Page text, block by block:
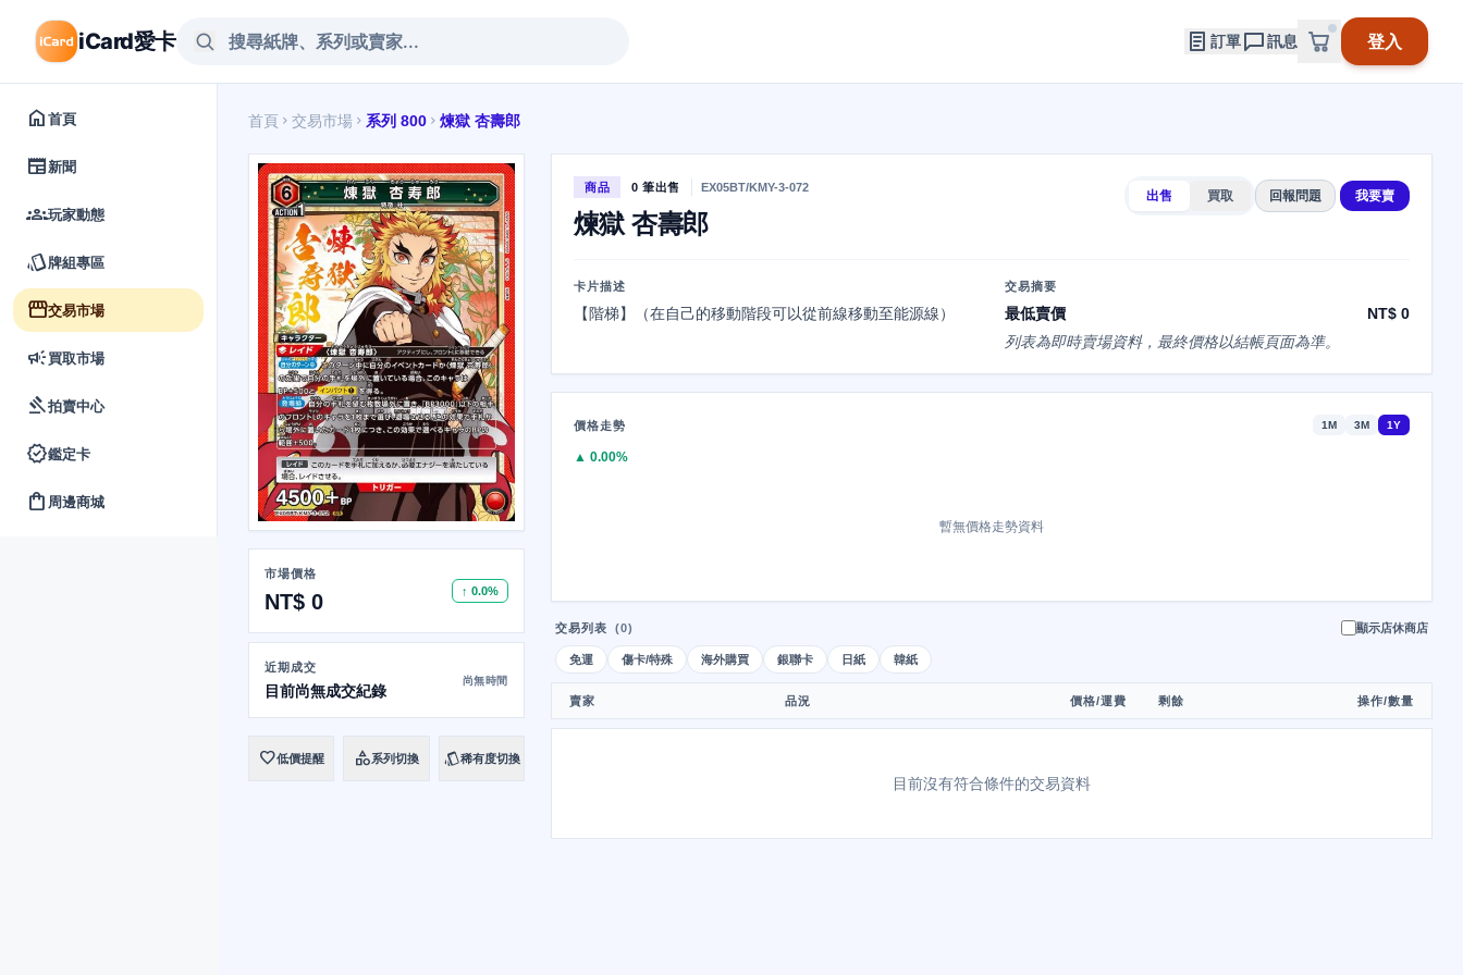
iCard愛卡 訂單 訊息 登入
home首頁
newspaper新聞
groups玩家動態
style牌組專區
storefront交易市場
campaign買取市場
gavel拍賣中心
verified鑑定卡
shopping_bag 周邊商城
首頁 chevron_right 交易市場 chevron_right 系列 800 chevron_right 煉獄 杏壽郎
市場價格
NT$ 0 ↑ 0.0%
近期成交
目前尚無成交紀錄
尚無時間
favorite低價提醒 category系列切換 style稀有度切換
商品 0 筆出售 EX05BT/KMY-3-072
煉獄 杏壽郎
出售 買取 回報問題 我要賣
卡片描述
【階梯】（在自己的移動階段可以從前線移動至能源線）
交易摘要
最低賣價
NT$ 0
列表為即時賣場資料，最終價格以結帳頁面為準。
價格走勢 1M 3M 1Y
▲ 0.00%
暫無價格走勢資料
交易列表 (0) 顯示店休商店
免運 傷卡/特殊 海外購買 銀聯卡 日紙 韓紙
賣家 品況 價格/運費 剩餘 操作/數量
目前沒有符合條件的交易資料